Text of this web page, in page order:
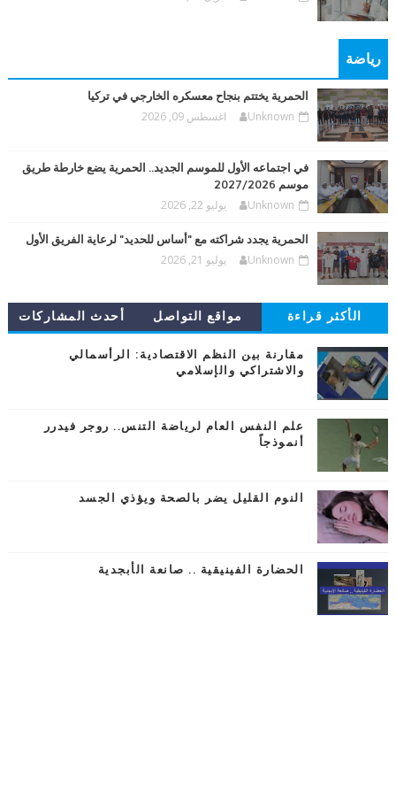
رياضة
الحمرية يختتم بنجاح معسكره الخارجي في تركيا
Unknown اغسطس 09, 2026
في اجتماعه الأول للموسم الجديد.. الحمرية يضع خارطة طريق
موسم 2027/2026
Unknown يوليو 22, 2026
الحمرية يجدد شراكته مع "أساس للحديد" لرعاية الفريق الأول
Unknown يوليو 21, 2026
الأكثر قراءة مواقع التواصل أحدث المشاركات
مقارنة بين النظم الاقتصادية: الرأسمالي
والاشتراكي والإسلامي
علم النفس العام لرياضة التنس.. روجر فيدرر
أنموذجاً
النوم القليل يضر بالصحة ويؤذي الجسد
الحضارة الفينيقية .. صانعة الأبجدية